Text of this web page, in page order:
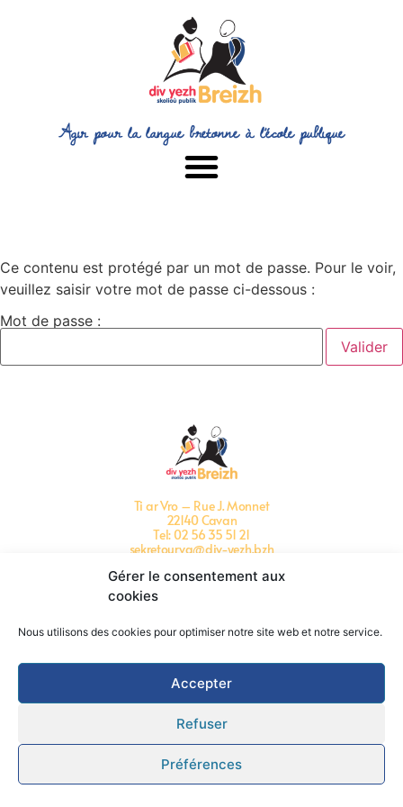
Gérer le consentement aux
cookies
Nous utilisons des cookies pour optimiser notre site web et notre service.
Accepter
Refuser
Préférences
Agir pour la langue bretonne à l’école publique
Ce contenu est protégé par un mot de passe. Pour le voir,
veuillez saisir votre mot de passe ci-dessous :
Mot de passe :
Ti ar Vro – Rue J. Monnet
22140 Cavan
Tel: 02 56 35 51 21
sekretourva@div-yezh.bzh
Mentions légales